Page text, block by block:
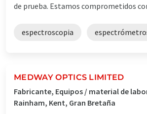
de prueba. Estamos comprometidos
espectroscopia
MEDWAY OPTICS LIMITED
Fabricante, Equipos / material de
Rainham, Kent, Gran Bretaña